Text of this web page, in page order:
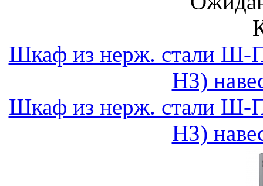
Шкаф из нерж. стали
НЗ)
Шкаф из нерж. стали
НЗ)